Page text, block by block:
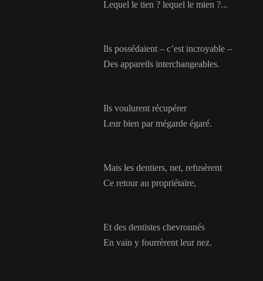
Lequel le tien ? lequel le mien ?...
Ils possédaient – c’est incroyable –
Des appareils interchangeables.
Ils voulurent récupérer
Leur bien par mégarde égaré.
Mais les dentiers, net, refusèrent
Ce retour au propriétaire,
Et des dentistes chevronnés
En vain y fourrèrent leur nez.